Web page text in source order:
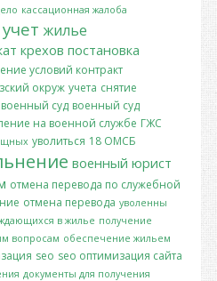
кассационная жалоба
учет жилье
крехов постановка
условий контракт
окруж учета снятие
суд военный суд
на военной службе ГЖС
уволиться 18 ОМСБ
военный юрист
отмена перевода по служебной
отмена перевода уволенны
в жилье получение
вопросам обеспечение жильем
seo seo оптимизация сайта
документы для получения